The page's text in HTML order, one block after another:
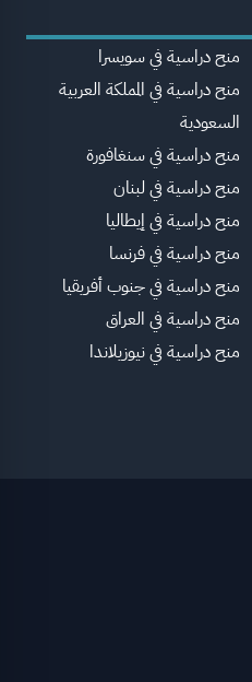
منح دراسية في سويسرا
منح دراسية في المملكة العربية
السعودية
منح دراسية في سنغافورة
منح دراسية في لبنان
منح دراسية في إيطاليا
منح دراسية في فرنسا
منح دراسية في جنوب أفريقيا
منح دراسية في العراق
منح دراسية في نيوزيلاندا